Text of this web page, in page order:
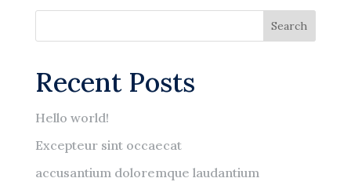
Search
Recent Posts
Hello world!
Excepteur sint occaecat
accusantium doloremque laudantium